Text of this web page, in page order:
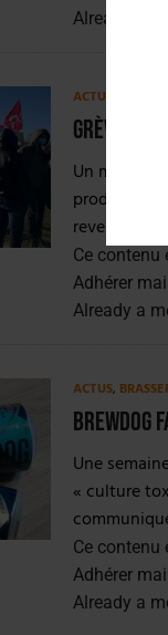
Already a
ACTUS
Grève à
Un
production
Ce contenu
Adhérer
Already a
ACTUS,
BrewDog
Une
« culture
Ce contenu
Adhérer
Already a